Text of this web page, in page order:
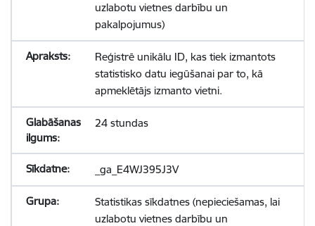
uzlabotu vietnes darbību un
pakalpojumus)
Reģistrē unikālu ID, kas tiek izmantots
statistisko datu iegūšanai par to, kā
apmeklētājs izmanto vietni.
24 stundas
_ga_E4WJ395J3V
Statistikas sīkdatnes (nepieciešamas, lai
uzlabotu vietnes darbību un